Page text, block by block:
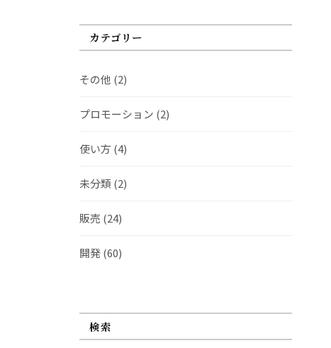
カテゴリー
その他 (2)
プロモーション (2)
使い方 (4)
未分類 (2)
販売 (24)
開発(60)
検索